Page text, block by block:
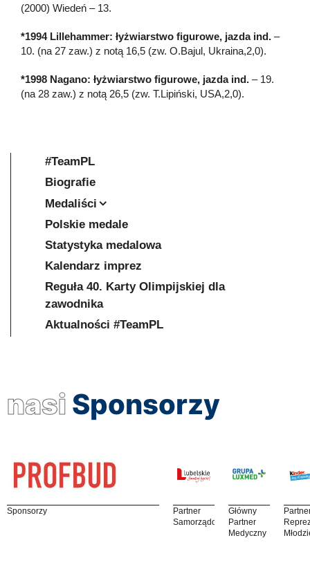
(2000) Wiedeń – 13.
*1994 Lillehammer: łyżwiarstwo figurowe, jazda ind. –
10. (na 27 zaw.) z notą 16,5 (zw. O.Bajul, Ukraina,2,0).
*1998 Nagano: łyżwiarstwo figurowe, jazda ind. – 19.
(na 28 zaw.) z notą 26,5 (zw. T.Lipiński, USA,2,0).
#TeamPL
Biografie
Medaliści
Polskie medale
Statystyka medalowa
Kalendarz imprez
Reguła 40. Karty Olimpijskiej dla
zawodnika
Aktualności #TeamPL
nasi Sponsorzy
Sponsorzy
Partner
Samorządowy
Główny
Partner
Medyczny